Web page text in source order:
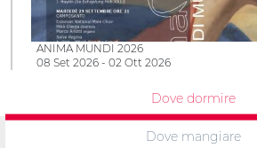
ANIMA MUNDI 2026
08 Set 2026 - 02 Ott 2026
Dove dormire
Dove mangiare